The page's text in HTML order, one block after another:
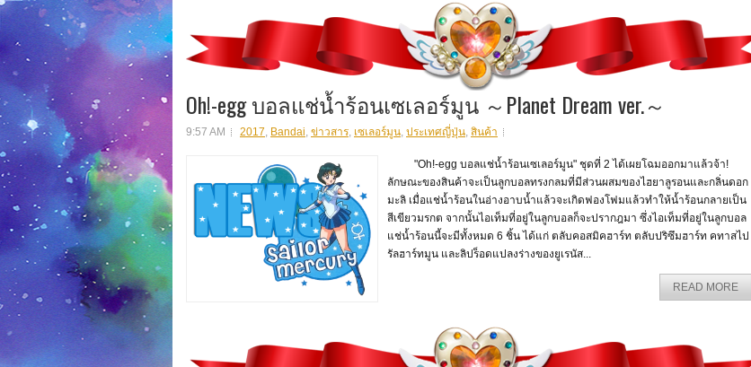
Oh!-egg บอลแช่น้ำร้อนเซเลอร์มูน ～Planet Dream ver.～
9:57 AM 2017, Bandai, ข่าวสาร, เซเลอร์มูน, ประเทศญี่ปุ่น, สินค้า
"Oh!-egg บอลแช่น้ำร้อนเซเลอร์มูน" ชุดที่ 2 ได้เผยโฉมออกมาแล้วจ้า!
ลักษณะของสินค้าจะเป็นลูกบอลทรงกลมที่มีส่วนผสมของไฮยาลูรอนและกลิ่นดอก
มะลิ เมื่อแช่น้ำร้อนในอ่างอาบน้ำแล้วจะเกิดฟองโฟมแล้วทำให้น้ำร้อนกลายเป็น
สีเขียวมรกต จากนั้นไอเท็มที่อยู่ในลูกบอลก็จะปรากฎมา ซึ่งไอเท็มที่อยู่ในลูกบอล
แช่น้ำร้อนนี้จะมีทั้งหมด 6 ชิ้น ได้แก่ ตลับคอสมิคฮาร์ท ตลับปริซึมฮาร์ท คทาสไป
รัลฮาร์ทมูน และลิปร็อดแปลงร่างของยูเรนัส...
READ MORE